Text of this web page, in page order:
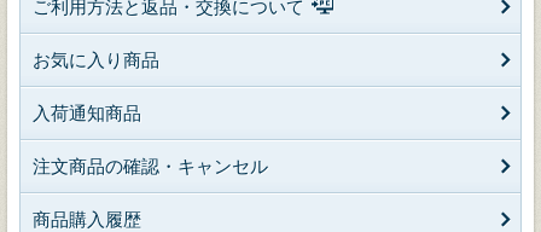
ご利用方法と返品・交換について
お気に入り商品
入荷通知商品
注文商品の確認・キャンセル
商品購入履歴